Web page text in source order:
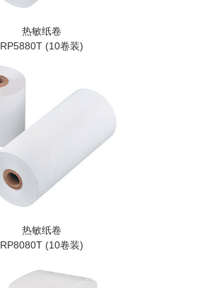
热敏纸卷
RP5880T (10卷装)
热敏纸卷
RP8080T (10卷装)